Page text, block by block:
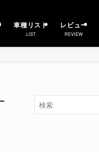
車種リスト
LIST
レビュー
REVIEW